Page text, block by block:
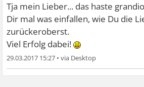
Tja mein Lieber... das haste
Dir mal was einfallen, wie Du die
zurückeroberst.
Viel Erfolg dabei!
29.03.2017 15:27 •